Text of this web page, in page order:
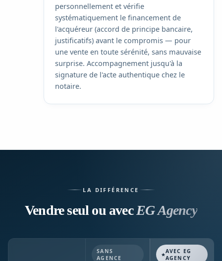
personnellement et vérifie
systématiquement le financement de
l'acquéreur (accord de principe bancaire,
justificatifs) avant le compromis — pour
une vente en toute sérénité, sans mauvaise
surprise. Accompagnement jusqu'à la
signature de l'acte authentique chez le
notaire.
LA DIFFÉRENCE
Vendre seul ou avecEG Agency
SANS
AGENCE
AVEC EG
AGENCY